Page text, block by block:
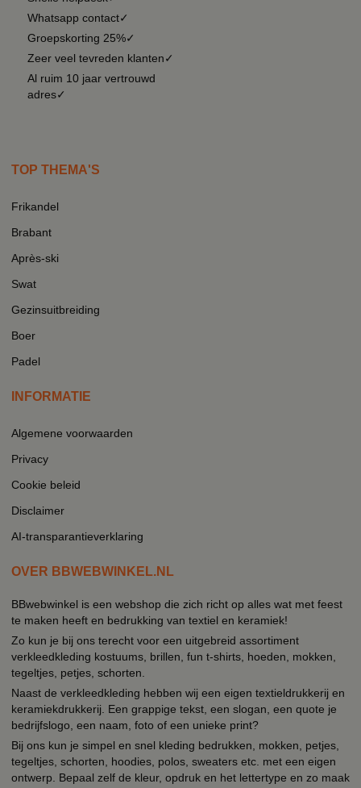
Whatsapp contact✓
Groepskorting 25%✓
Zeer veel tevreden klanten✓
Al ruim 10 jaar vertrouwd
adres✓
TOP THEMA'S
Frikandel
Brabant
Après-ski
Swat
Gezinsuitbreiding
Boer
Padel
INFORMATIE
Algemene voorwaarden
Privacy
Cookie beleid
Disclaimer
AI-transparantieverklaring
OVER BBWEBWINKEL.NL
BBwebwinkel is een webshop die zich richt op alles wat met feest
te maken heeft en bedrukking van textiel en keramiek!
Zo kun je bij ons terecht voor een uitgebreid assortiment
verkleedkleding kostuums, brillen, fun t-shirts, hoeden, mokken,
tegeltjes, petjes, schorten.
Naast de verkleedkleding hebben wij een eigen textieldrukkerij en
keramiekdrukkerij. Een grappige tekst, een slogan, een quote je
bedrijfslogo, een naam, foto of een unieke print?
Bij ons kun je simpel en snel kleding bedrukken, mokken, petjes,
tegeltjes, schorten, hoodies, polos, sweaters etc. met een eigen
ontwerp. Bepaal zelf de kleur, opdruk en het lettertype en zo maak